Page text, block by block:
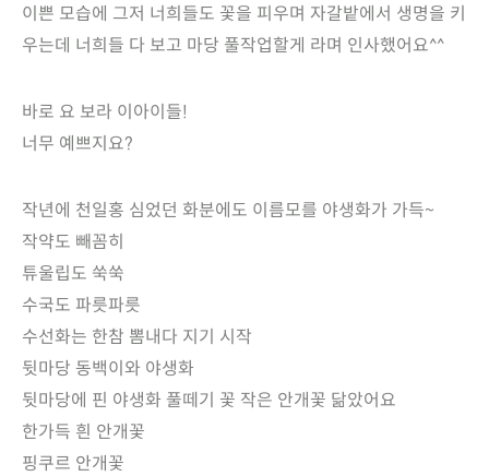
이쁜 모습에 그저 너희들도 꽃을 피우며 자갈밭에서 생명을 키
우는데 너희들 다 보고 마당 풀작업할게 라며 인사했어요^^
바로 요 보라 이아이들!
너무 예쁘지요?
작년에 천일홍 심었던 화분에도 이름모를 야생화가 가득~
작약도 빼꼼히
튜울립도 쑥쑥
수국도 파릇파릇
수선화는 한참 뽐내다 지기 시작
뒷마당 동백이와 야생화
뒷마당에 핀 야생화 풀떼기 꽃 작은 안개꽃 닮았어요
한가득 흰 안개꽃
핑쿠르 안개꽃